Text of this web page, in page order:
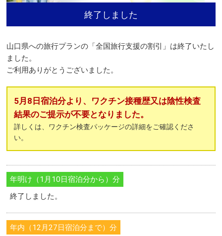
終了しました
山口県への旅行プランの「全国旅行支援の割引」は終了いたし
ました。
ご利用ありがとうございました。
5月8日宿泊分より、ワクチン接種歴又は陰性検査
結果のご提示が不要となりました。
詳しくは、ワクチン検査パッケージの詳細をご確認くださ
い。
年明け（1月10日宿泊分から）分
終了しました。
年内（12月27日宿泊分まで）分